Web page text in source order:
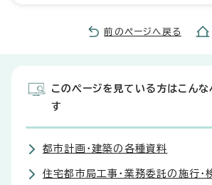
前のページへ戻る
このページを見ている方はこんな
す
都市計画・建築の各種資料
住宅都市局工事・業務委託の施行・